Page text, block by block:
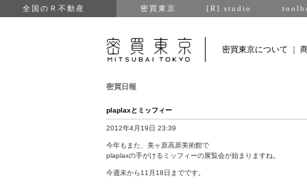
全国のＲ不動産 密買東京 [R] studio
密買東京について
密買日報
plaplaxとミッフィー
2012年4月19日 23:39
今年もまた、美ヶ原高原美術館で
plaplaxの手がけるミッフィーの展覧会が始まりますね。
今週末から11月18日までです。